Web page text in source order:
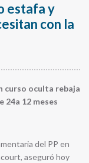
estafa y
con la
curso oculta rebaja
24a 12 meses
del PP en
aseguró hoy